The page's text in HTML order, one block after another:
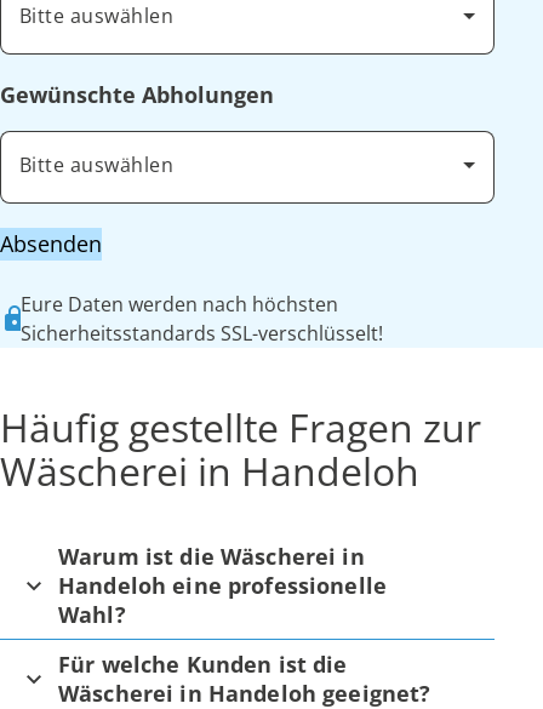
Bitte auswählen
Gewünschte Abholungen
Bitte auswählen
Absenden
Eure Daten werden nach höchsten
Sicherheitsstandards SSL-verschlüsselt!
Häufig gestellte Fragen zur
Wäscherei in Handeloh
Warum ist die Wäscherei in
Handeloh eine professionelle
Wahl?
Für welche Kunden ist die
Wäscherei in Handeloh geeignet?